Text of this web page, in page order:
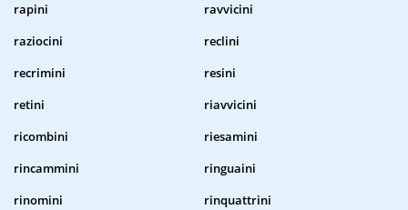
rapini
ravvicini
raziocini
reclini
recrimini
resini
retini
riavvicini
ricombini
riesamini
rincammini
ringuaini
rinomini
rinquattrini